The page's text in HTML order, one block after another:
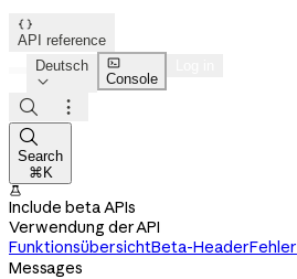

API reference
Deutsch


Console



Search
⌘K

Include beta APIs
Verwendung der API
FunktionsübersichtBeta-HeaderFehler
Messages